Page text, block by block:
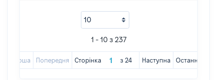
1 - 10 з 237
Перша Попередня Сторінка з 24 Наступна Остання